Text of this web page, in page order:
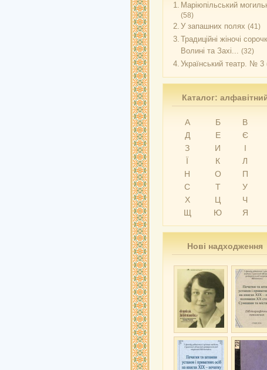
1. Маріюпільський
(58)
2. У запашних полях (41)
3. Традиційні жіночі
Волині та Захі... (32)
4. Український театр. № 3
Каталог:
А Б В
Д
Е Є
З
И І
Ї
К Л
Н
О П
С
Т У
Х
Ц Ч
Щ
Ю Я
Нові надходження